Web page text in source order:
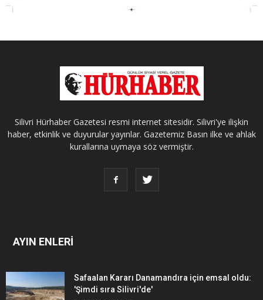
Silivri Hürhaber Gazetesi resmi internet sitesidir. Silivri'ye ilişkin
haber, etkinlik ve duyurular yayınlar. Gazetemiz Basın ilke ve ahlak
kurallarına uymaya söz vermiştir.
AYIN ENLERİ
Safaalan Kararı Danamandıra için emsal oldu:
'Şimdi sıra Silivri'de'